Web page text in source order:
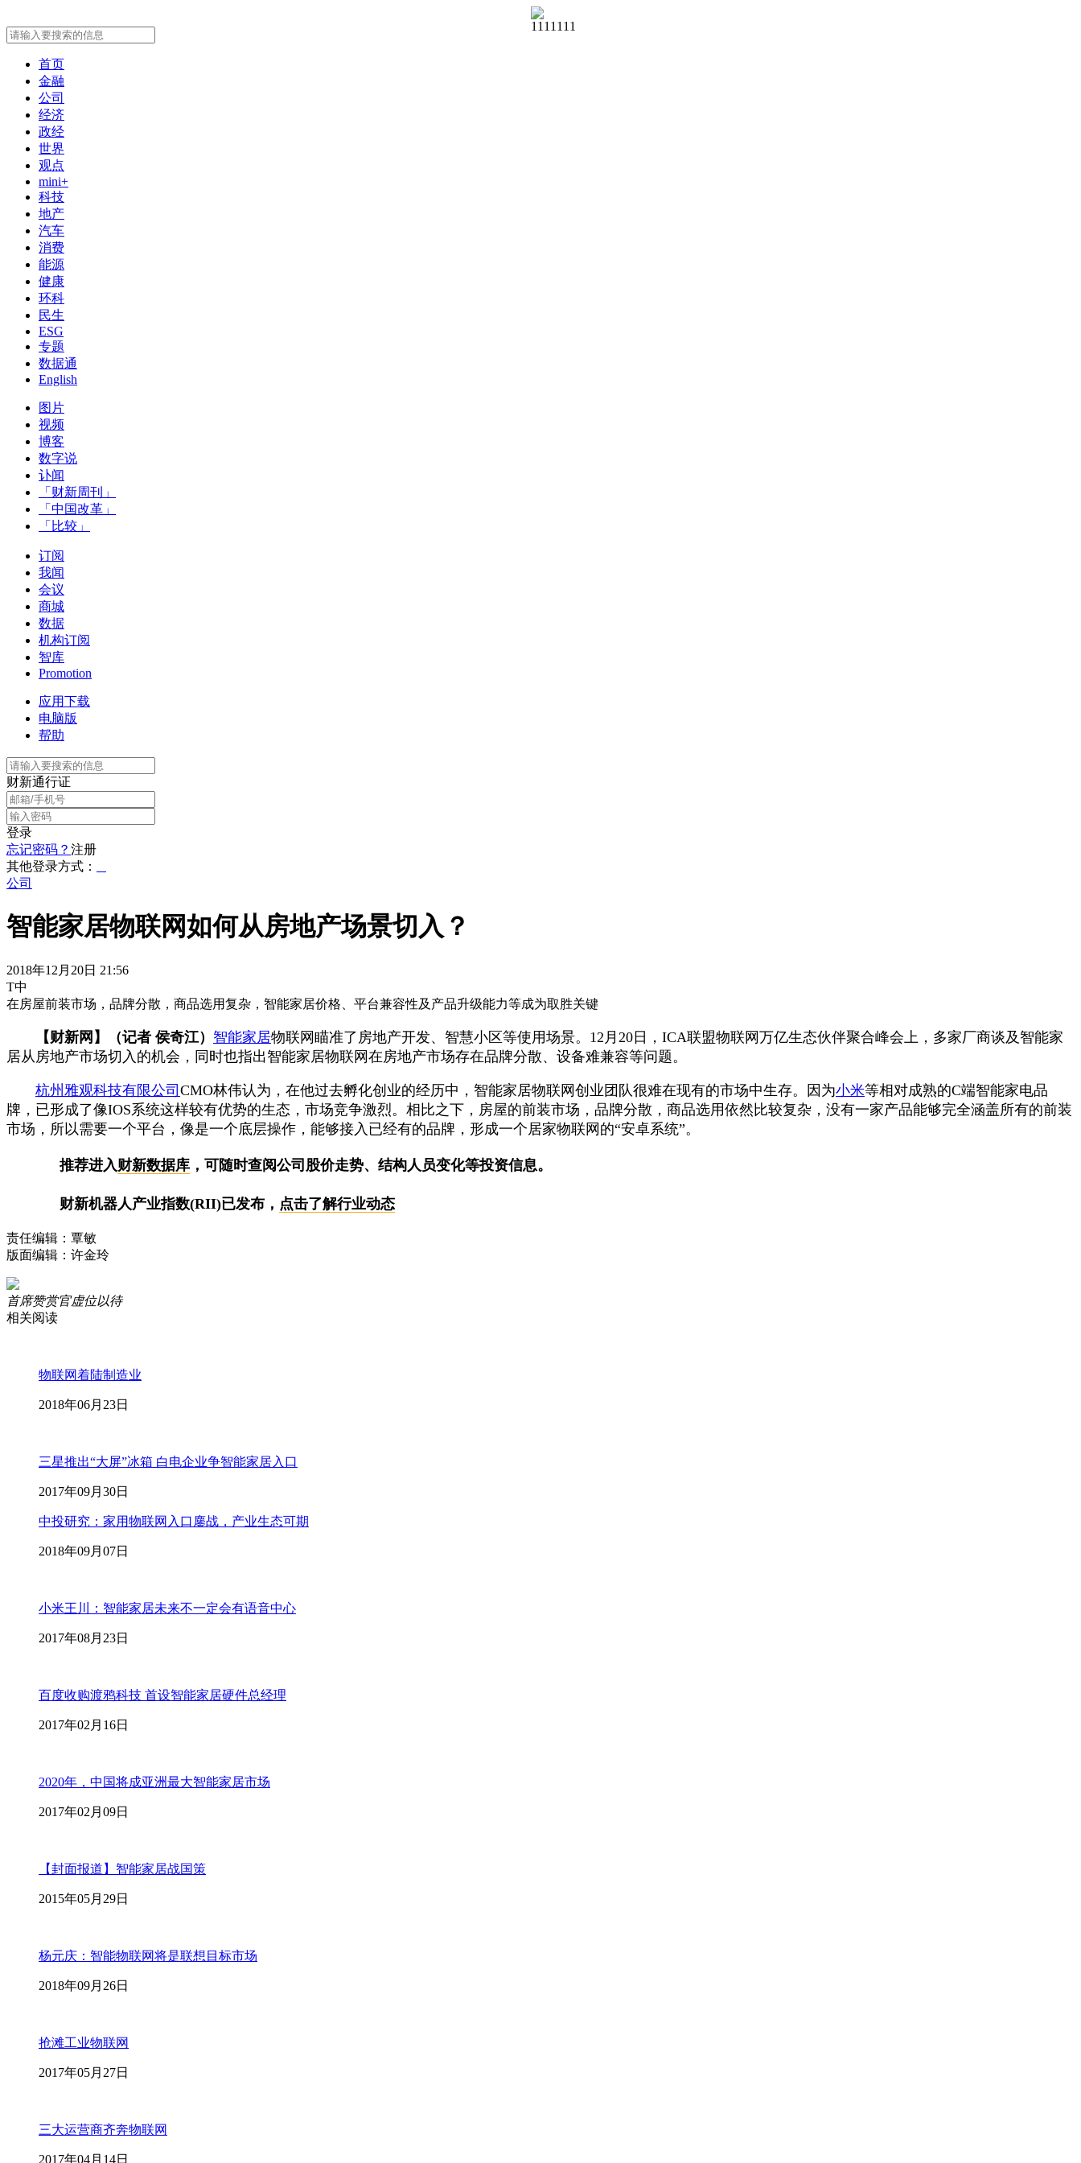
首页
金融
公司
经济
政经
世界
观点
mini+
科技
地产
汽车
消费
能源
健康
环科
民生
ESG
专题
数据通
English
图片
视频
博客
数字说
讣闻
「财新周刊」
「中国改革」
「比较」
订阅
我闻
会议
商城
数据
机构订阅
智库
Promotion
应用下载
电脑版
帮助
财新通行证
登录
忘记密码？ 注册
其他登录方式：
公司
智能家居物联网如何从房地产场景切入？
2018年12月20日 21:56
T中
在房屋前装市场，品牌分散，商品选用复杂，智能家居价格、平台兼容性及产品升级能力等成为取胜关键
【财新网】（记者 侯奇江） 智能家居物联网瞄准了房地产开发、智慧小区等使用场景。12月20日，ICA联盟物联网万亿生态伙伴聚合峰会上，多家厂商谈及智能家
居从房地产市场切入的机会，同时也指出智能家居物联网在房地产市场存在品牌分散、设备难兼容等问题。
杭州雅观科技有限公司 CMO林伟认为，在他过去孵化创业的经历中，智能家居物联网创业团队很难在现有的市场中生存。因为小米等相对成熟的C端智能家电品
牌，已形成了像IOS系统这样较有优势的生态，市场竞争激烈。相比之下，房屋的前装市场，品牌分散，商品选用依然比较复杂，没有一家产品能够完全涵盖所有的前装
市场，所以需要一个平台，像是一个底层操作，能够接入已经有的品牌，形成一个居家物联网的“安卓系统”。
推荐进入财新数据库 ，可随时查阅公司股价走势、结构人员变化等投资信息。
财新机器人产业指数(RII)已发布， 点击了解行业动态
责任编辑：覃敏
版面编辑：许金玲
首席赞赏官虚位以待
相关阅读
物联网着陆制造业
2018年06月23日
三星推出“大屏”冰箱 白电企业争智能家居入口
2017年09月30日
中投研究：家用物联网入口鏖战，产业生态可期
2018年09月07日
小米王川：智能家居未来不一定会有语音中心
2017年08月23日
百度收购渡鸦科技 首设智能家居硬件总经理
2017年02月16日
2020年，中国将成亚洲最大智能家居市场
2017年02月09日
【封面报道】智能家居战国策
2015年05月29日
杨元庆：智能物联网将是联想目标市场
2018年09月26日
抢滩工业物联网
2017年05月27日
三大运营商齐奔物联网
2017年04月14日